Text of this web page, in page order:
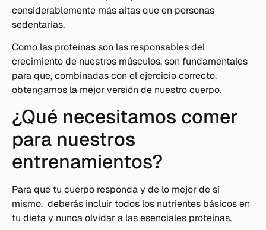
considerablemente más altas que en personas
sedentarias.
Como las proteínas son las responsables del
crecimiento de nuestros músculos, son fundamentales
para que, combinadas con el ejercicio correcto,
obtengamos la mejor versión de nuestro cuerpo.
¿Qué necesitamos comer
para nuestros
entrenamientos?
Para que tu cuerpo responda y de lo mejor de sí
mismo, deberás incluir todos los nutrientes básicos en
tu dieta y nunca olvidar a las esenciales proteínas.